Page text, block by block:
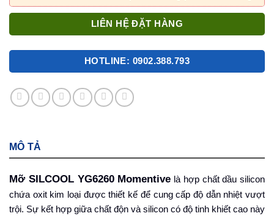
LIÊN HỆ ĐẶT HÀNG
HOTLINE: 0902.388.793
MÔ TẢ
Mỡ SILCOOL YG6260 Momentive là hợp chất dầu silicon
chứa oxit kim loại được thiết kế để cung cấp độ dẫn nhiệt vượt
trội. Sự kết hợp giữa chất độn và silicon có độ tinh khiết cao này